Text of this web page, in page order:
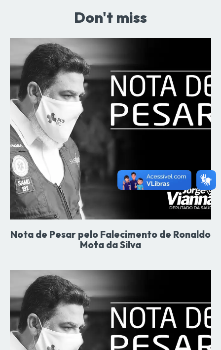
Don't miss
Nota de Pesar pelo Falecimento de Ronaldo
Mota da Silva